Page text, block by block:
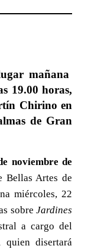
mañana
19.00 horas,
Chirino en
de Gran
noviembre de
Bellas Artes de
miércoles, 22
sobre Jardines
a cargo del
quien disertará